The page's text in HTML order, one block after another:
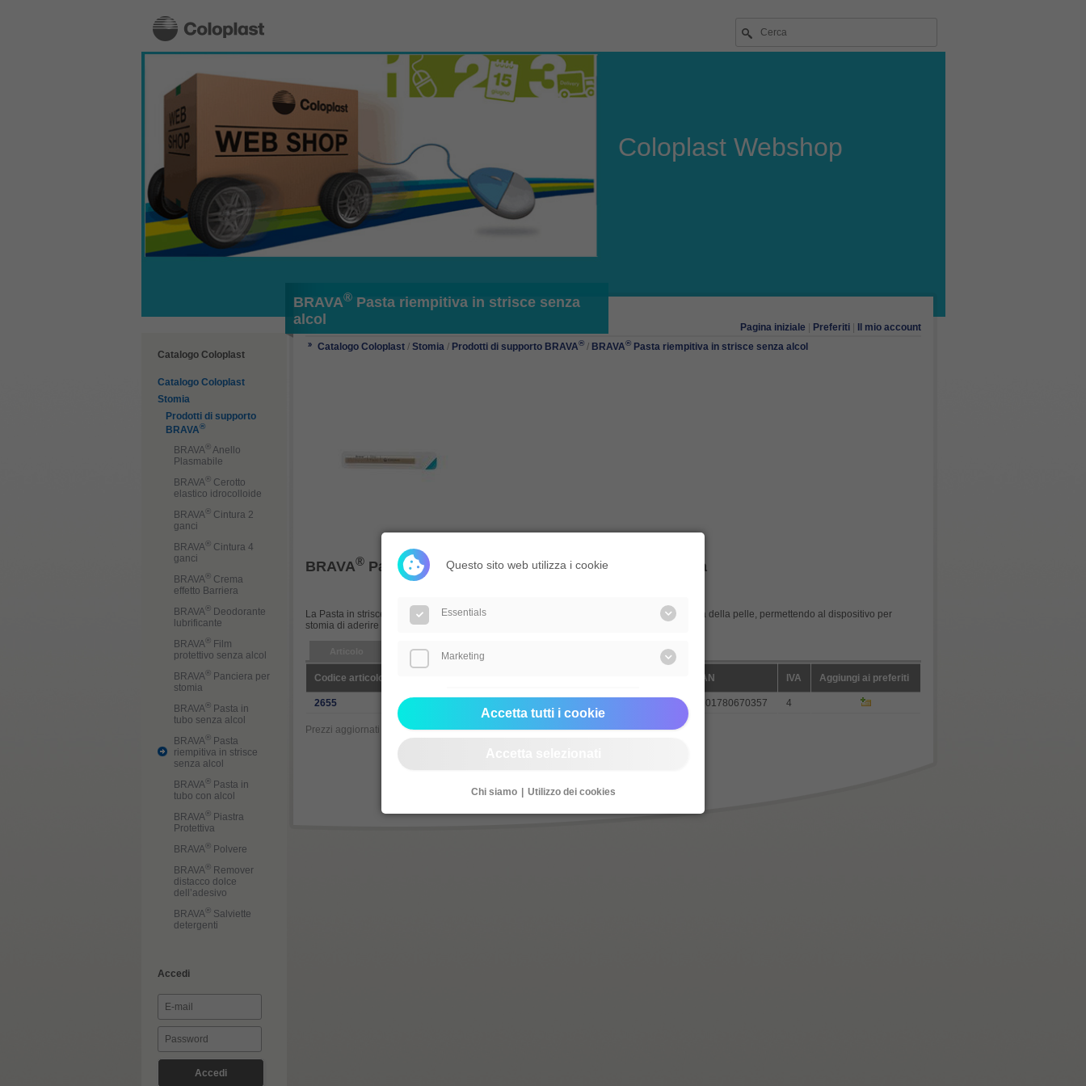
Coloplast Webshop
BRAVA®Pasta riempitiva in strisce senza
alcol
Catalogo Coloplast
Catalogo Coloplast
Stomia
Prodotti di supporto
BRAVA®
BRAVA ® Anello
Plasmabile
BRAVA ® Cerotto
elastico idrocolloide
BRAVA ® Cintura 2
ganci
BRAVA ® Cintura 4
ganci
BRAVA ® Crema
effetto Barriera
BRAVA ®
Deodorante
lubrificante
BRAVA ®
Film
protettivo senza alcol
BRAVA ®
Panciera per
stomia
BRAVA ®
Pasta in
tubo senza alcol
BRAVA ®
Pasta
riempitiva in strisce
senza alcol
BRAVA ®
Pasta in
tubo con alcol
BRAVA ®
Piastra
Protettiva
BRAVA ®
Polvere
BRAVA ®
Remover
distacco dolce
dell’adesivo
BRAVA ® Salviette
detergenti
Accedi
Pagina iniziale Preferiti|
Il mio account
Catalogo Coloplast/ Stomia/ Prodotti di supporto BRAVA®/ BRAVA®Pasta riempitiva in strisce senza alcol
BRAVA®Pasta riempitiva in strisce senza alcol per stomia
La Pasta in strisce senza alcol riempie le pieghe più profonde creando una superficie piana della pelle, permettendo al dispositivo per
stomia di aderire in maniera ottimale.
Codice articolo EAN IVA Aggiungi ai preferiti
2655 5701780670357 4
Prezzi aggiornati al: 18.08.2020
Questo sito web utilizza i cookie
Essentials
Marketing
Accetta tutti i cookie
Chi siamo Utilizzo dei cookies